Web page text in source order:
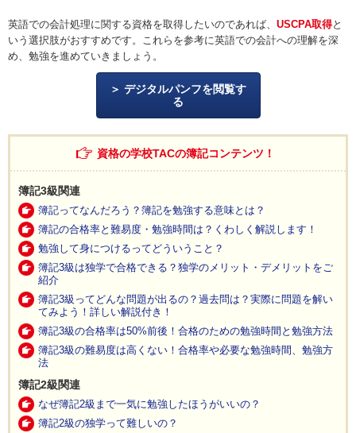
英語での会計処理に関する資格を取得したいのであれば、 USCPA取得と
いう選択肢がおすすめです。これらを参考に英語での会計への理解を深
め、勉強を進めていきましょう。
デジタルパンフを閲覧す
る
資格の学校TACの簿記コンテンツ！
簿記3級関連
簿記ってなんだろう？簿記を勉強する意味とは？
簿記の合格率と難易度・勉強時間は？くわしく解説します！
勉強して身につけるってどういうこと？
簿記3級は独学で合格できる？独学のメリット・デメリットをご
紹介
簿記3級ってどんな問題が出るの？過去問は？実際に問題を解い
てみよう！詳しい解説付き！
簿記3級の合格率は50%前後！合格のための勉強時間と勉強方法
簿記3級の難易度は高くない！合格率や必要な勉強時間、勉強方
法
簿記2級関連
なぜ簿記2級まで一気に勉強したほうがいいの？
簿記2級の独学って難しいの？